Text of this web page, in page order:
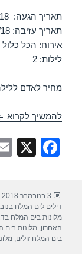
תאריך הגעה: 06/11/18
תאריך עזיבה: 08/11/18
אירוח: הכל כלול
לילות: 2
מחיר לאדם
להמשיך לקרוא
F
e
b
o
X
פורסם
בתאריך
3 בנובמבר 2018
דילים לים המלח
מלונות בים המלח
האחרון,מלונות בים
בים המלח זולים,